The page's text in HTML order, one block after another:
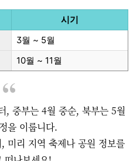
시기
3월 ~ 5월
10월 ~ 11월
, 중부는 4월 중순, 북부는 5월
을 이룹니다.
미리 지역 축제나 공원 정보를